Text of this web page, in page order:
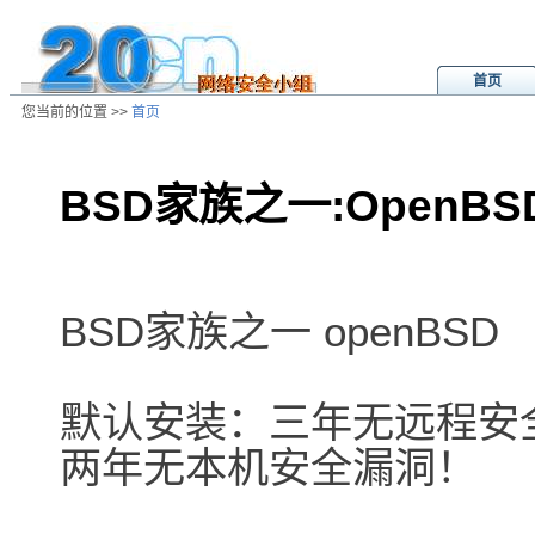
首页
您当前的位置 >> 首页
BSD家族之一
BSD家族之一 openBSD
默认安装：三年无远程安
两年无本机安全漏洞！